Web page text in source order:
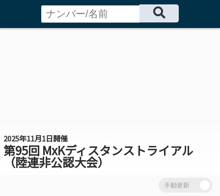
2025年11月1日開催
第95回 MxKディスタンストライアル
（陸連非公認大会）